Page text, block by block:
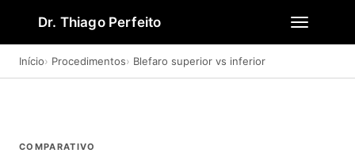
Dr. Thiago Perfeito
Início Procedimentos Blefaro superior vs inferior
COMPARATIVO